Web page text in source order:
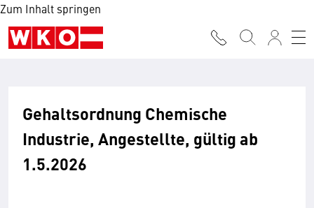
Zum Inhalt springen
Gehaltsordnung Chemische
Industrie, Angestellte, gültig ab
1.5.2026